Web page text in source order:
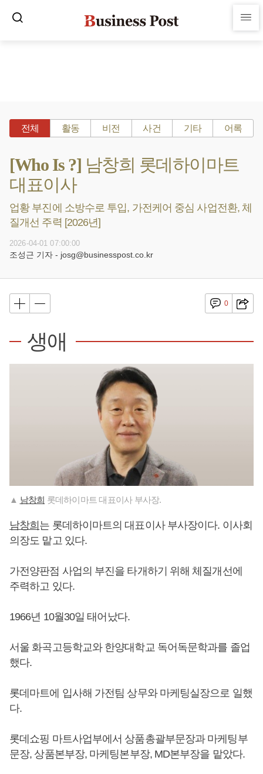
전체 활동 비전 사건 기타 어록
[Who Is ?] 남창희 롯데하이마트
대표이사
업황 부진에 소방수로 투입, 가전케어 중심 사업전환, 체
질개선 주력 [2026년]
2026-04-01 07:00:00
조성근 기자 - josg@businesspost.co.kr
0
생애
▲ 남창희 롯데하이마트 대표이사 부사장.
남창희 는 롯데하이마트의 대표이사 부사장이다. 이사회
의장도 맡고 있다.
가전양판점 사업의 부진을 타개하기 위해 체질개선에
주력하고 있다.
1966년 10월30일 태어났다.
서울 화곡고등학교와 한양대학교 독어독문학과를 졸업
했다.
롯데마트에 입사해 가전팀 상무와 마케팅실장으로 일했
다.
롯데쇼핑 마트사업부에서 상품총괄부문장과 마케팅부
문장, 상품본부장, 마케팅본부장, MD본부장을 맡았다.